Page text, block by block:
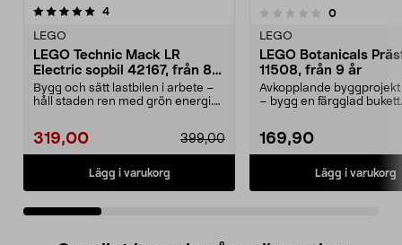
4recensioner
LEGO
LEGO Technic Mack LR
Electric sopbil 42167, från 8
år
Bygg och sätt lastbilen i arbete –
håll staden ren med grön energi.
319,00 399,00
Lägg i varukorg
0.0 av 5 stjärnor 0recensioner
LEGO
LEGO Botanicals
11508, från 9 år
Avkopplande
– bygg en färgglad
169,90
Lägg i varukorg
4.5 av 5 stjärnor